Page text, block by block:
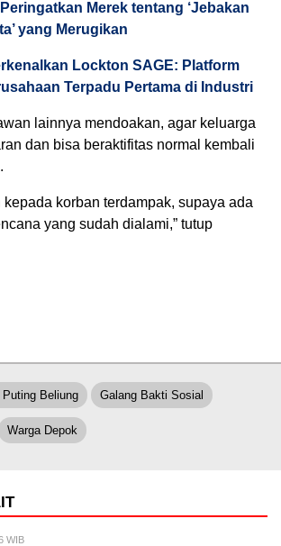
Merek tentang ‘Jebakan
yang Merugikan
Lockton SAGE: Platform
Terpadu Pertama di Industri
lainnya mendoakan, agar keluarga
dan bisa beraktifitas normal kembali
kepada korban terdampak, supaya ada
yang sudah dialami,” tutup
Puting Beliung Galang Bakti Sosial
Warga Depok
WIB